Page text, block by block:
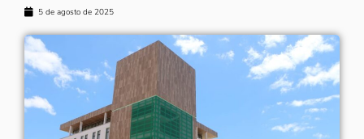
5 de agosto de 2025